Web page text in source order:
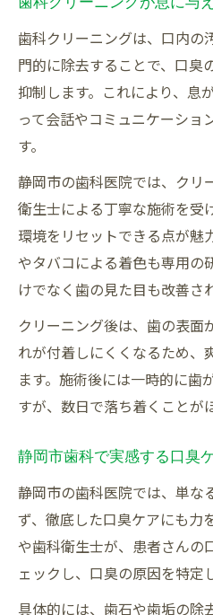
歯科クリーニングは、口内の
門的に除去することで、口臭
抑制します。これにより、息
って会話やコミュニケーショ
す。
静岡市の歯科医院では、クリ
衛生士による丁寧な施術を受
環境をリセットできる点が魅
やタバコによる着色も専用の
けでなく歯の見た目も改善さ
クリーニング後は、歯の表面
れが付着しにくくなるため、
ます。施術後には一時的に歯
すが、数日で落ち着くことが
静岡市歯科で実感する口臭
静岡市の歯科医院では、単な
ず、徹底した口臭ケアにも力
や歯科衛生士が、患者さんの
ェックし、口臭の原因を特定
具体的には、歯石や歯垢の除